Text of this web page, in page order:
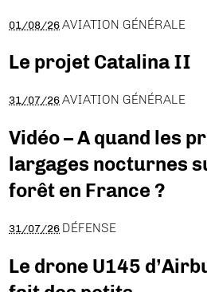
01/08/26 AVIATION GÉNÉRALE
Le projet Catalina II
31/07/26 AVIATION GÉNÉRALE
Vidéo – A quand les
largages nocturnes
forêt en France ?
31/07/26 DÉFENSE
Le drone U145